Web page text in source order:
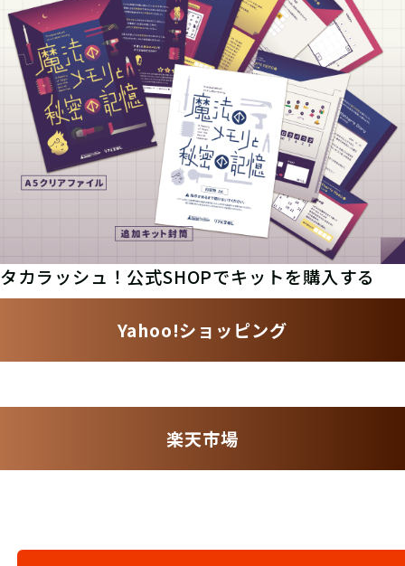
タカラッシュ！公式SHOPでキットを購入する
Yahoo!ショッピング
楽天市場